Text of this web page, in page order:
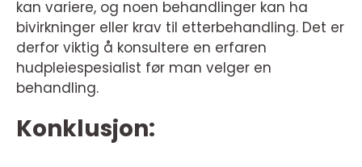
kan variere, og noen behandlinger kan ha
bivirkninger eller krav til etterbehandling. Det er
derfor viktig å konsultere en erfaren
hudpleiespesialist før man velger en
behandling.
Konklusjon: